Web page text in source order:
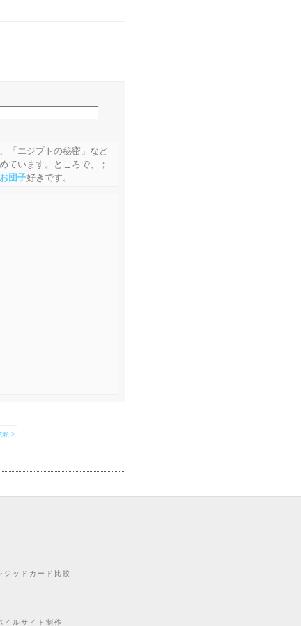
「エジプトの秘密」など
ています。ところで、；
お団子好きです。
頼 >
ジッドカード比較
イルサイト制作